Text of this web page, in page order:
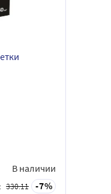
В наличии
330.11 7